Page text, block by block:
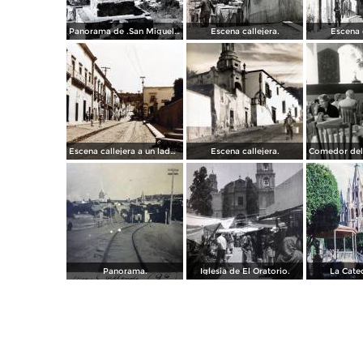
Panorama de .San Miguel de Allende Guanajuato Escena callejera. Escena
Escena callejera a un lado del Exconvento de San Francisco. Escena callejera.
Panorama. Iglesia de El Oratorio. La